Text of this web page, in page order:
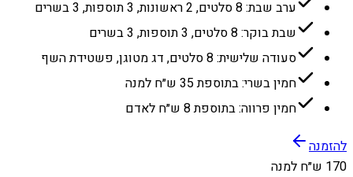
ערב שבת: 8 סלטים, 2 ראשונות, 3 תוספות, 3 בשרים
שבת בוקר: 8 סלטים, 3 תוספות, 3 בשרים
סעודה שלישית: 8 סלטים, דג מטוגן, פשטידת השף
חמין בשרי: בתוספת 35 ש״ח למנה
חמין פרווה: בתוספת 8 ש״ח לאדם
להזמנה
170 ש״ח למנה